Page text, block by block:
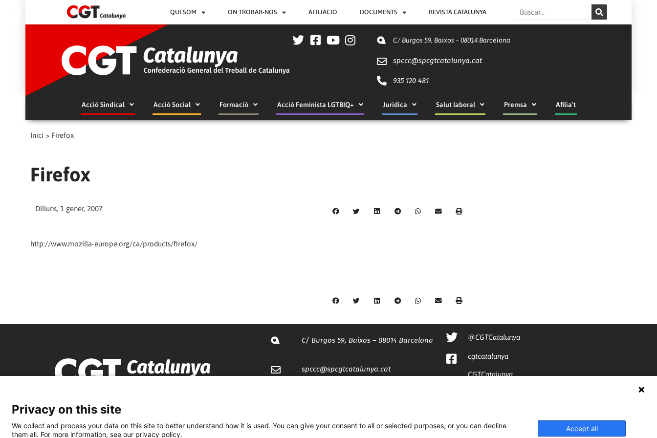
QUI SOM ON TROBAR-NOS AFILIACIÓ DOCUMENTS REVISTA CATALUNYA Search
C/ Burgos 59, Baixos – 08014 Barcelona
spccc@spcgtcatalunya.cat
935 120 481
Acció Sindical Acció Social Formació Acció Feminista LGTBIQ+ Jurídica Salut laboral Premsa Afilia’t
Inici > Firefox
Firefox
Dilluns, 1 gener, 2007
http://www.mozilla-europe.org/ca/products/firefox/
C/ Burgos 59, Baixos – 08014 Barcelona
spccc@spcgtcatalunya.cat
@CGTCatalunya
cgtcatalunya
CGTCatalunya
Privacy on this site
We collect and process your data on this site to better understand how it is used. You can give your consent to all or selected purposes, or you can decline
them all. For more information, see our privacy policy.
Accept all